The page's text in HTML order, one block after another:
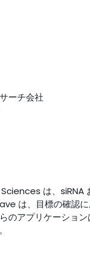
ーチ会社
は、siRNA
は、目標の確認
のアプリケーショ